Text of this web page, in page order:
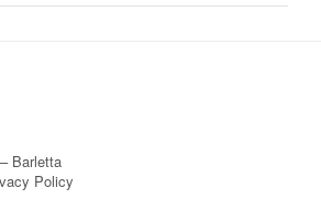
Barletta
Policy